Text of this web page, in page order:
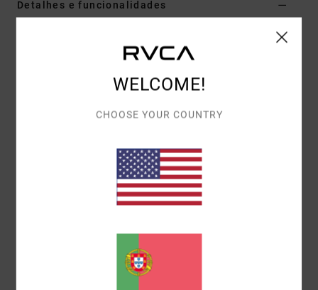
Detalhes e funcionalidades
Código de Cor
gola redonda em malha canelada fina
ilustrações impressas na frente e no verso
com bordado em chenille
WELCOME!
CHOOSE YOUR COUNTRY